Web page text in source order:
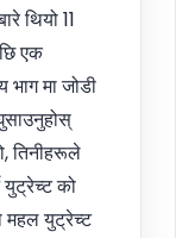
थियो 11
एक
मा जोडी
तिनीहरूले
युट्रेच्ट को
महल युट्रेच्ट